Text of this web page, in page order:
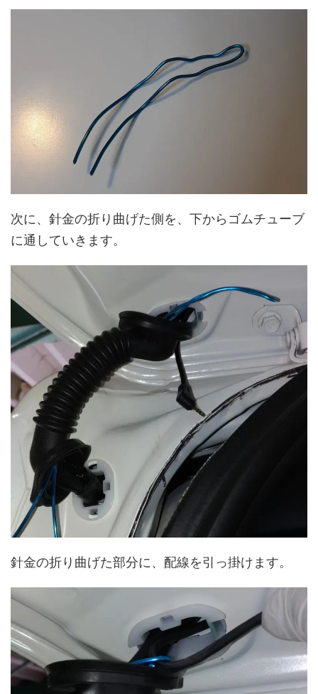
次に、針金の折り曲げた側を、下からゴムチューブ
に通していきます。
針金の折り曲げた部分に、配線を引っ掛けます。